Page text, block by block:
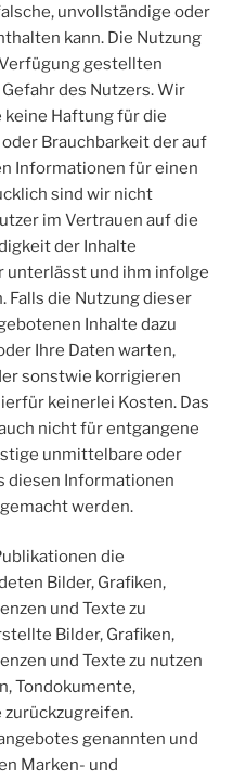
unvollständige oder
kann. Die Nutzung
gestellten
des Nutzers. Wir
Haftung für die
Brauchbarkeit der auf
Informationen für einen
sind wir nicht
im Vertrauen auf die
der Inhalte
unterlässt und ihm infolge
Falls die Nutzung dieser
Inhalte dazu
Ihre Daten warten,
sonstwie korrigieren
keinerlei Kosten. Das
nicht für entgangene
unmittelbare oder
diesen Informationen
werden.
die
Bilder, Grafiken,
und Texte zu
Bilder, Grafiken,
und Texte zu nutzen
Tondokumente,
zurückzugreifen.
genannten und
Marken- und